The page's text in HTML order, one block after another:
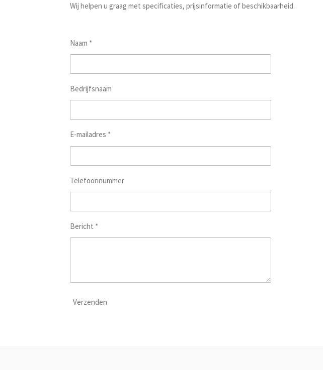
Wij helpen u graag met specificaties, prijsinformatie of beschikbaarheid.
Naam *
Bedrijfsnaam
E-mailadres *
Telefoonnummer
Bericht *
Verzenden